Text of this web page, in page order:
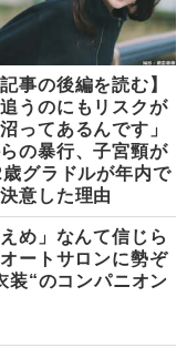
記事の後編を読む】
追うのにもリスクが
ってあるんです」
の暴行、子宮頸が
グラドルが年内で
意した理由
め」なんて信じら
ートサロンに勢ぞ
装“のコンパニオン